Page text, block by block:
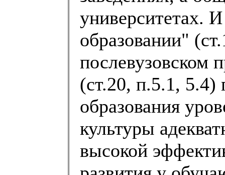
университетах.
образовании"
послевузовском
(ст.20, п.5.1, 5.4)
образования
культуры
высокой